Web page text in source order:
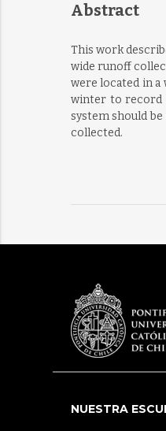
Abstract
This work
wide runoff
were located in a
winter to record
system should
collected.
NUESTRA